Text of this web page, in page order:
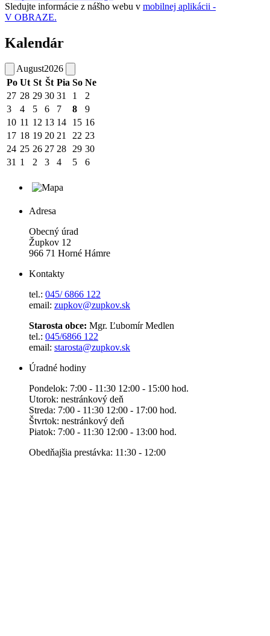
Sledujte informácie z nášho webu v mobilnej aplikácii -
V OBRAZE.
Kalendár
August2026
Po Ut St Št Pia So Ne
27 28 29 30 31 1
2
3
4 5 6 7 8
9
10 11 12 13 14 15 16
17 18 19 20 21 22 23
24 25 26 27 28 29 30
31 1 2 3 4 5 6
Adresa
Obecný úrad
Župkov 12
966 71 Horné Hámre
Kontakty
tel.: 045/ 6866 122
email: zupkov@zupkov.sk
Starosta obce: Mgr. Ľubomír Medlen
tel.: 045/6866 122
email: starosta@zupkov.sk
Úradné hodiny
Pondelok: 7:00 - 11:30 12:00 - 15:00 hod.
Utorok: nestránkový deň
Streda: 7:00 - 11:30 12:00 - 17:00 hod.
Štvrtok: nestránkový deň
Piatok: 7:00 - 11:30 12:00 - 13:00 hod.
Obedňajšia prestávka: 11:30 - 12:00